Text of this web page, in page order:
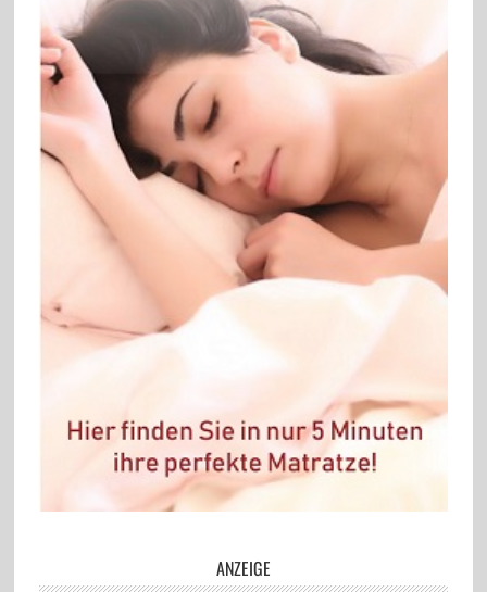
ANZEIGE